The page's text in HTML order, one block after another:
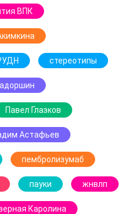
ВПК
стереотипы
Павел Глазков
Астафьев
пембролизумаб
пауки жнвлп
Каролина